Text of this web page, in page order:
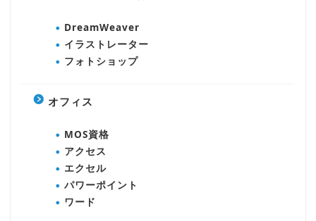
DreamWeaver
イラストレーター
フォトショップ
オフィス
MOS資格
アクセス
エクセル
パワーポイント
ワード